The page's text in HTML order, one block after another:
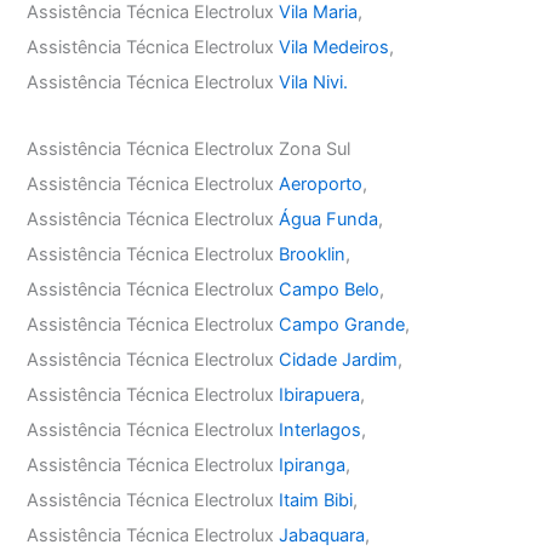
Assistência Técnica ElectroluxVila Maria,
Assistência Técnica ElectroluxVila Medeiros,
Assistência Técnica ElectroluxVila Nivi.
Assistência Técnica Electrolux Zona Sul
Assistência Técnica ElectroluxAeroporto,
Assistência Técnica ElectroluxÁgua Funda,
Assistência Técnica Electrolux Brooklin,
Assistência Técnica ElectroluxCampo Belo,
Assistência Técnica ElectroluxCampo Grande,
Assistência Técnica ElectroluxCidade Jardim,
Assistência Técnica Electrolux Ibirapuera,
Assistência Técnica Electrolux Interlagos,
Assistência Técnica Electrolux Ipiranga,
Assistência Técnica Electrolux Itaim Bibi,
Assistência Técnica ElectroluxJabaquara,